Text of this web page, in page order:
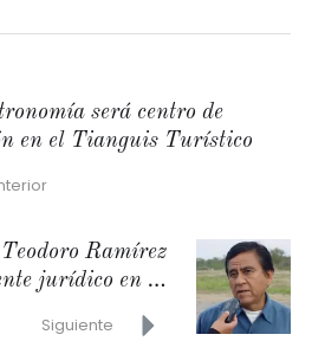
será centro de
en el Tianguis Turístico
Ramírez
jurídico en la
región
Siguiente